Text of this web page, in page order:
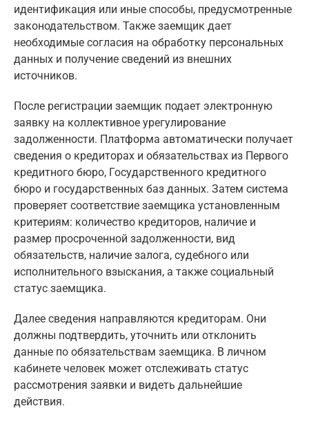
идентификация или иные способы, предусмотренные
законодательством. Также заемщик дает
необходимые согласия на обработку персональных
данных и получение сведений из внешних
источников.
После регистрации заемщик подает электронную
заявку на коллективное урегулирование
задолженности. Платформа автоматически получает
сведения о кредиторах и обязательствах из Первого
кредитного бюро, Государственного кредитного
бюро и государственных баз данных. Затем система
проверяет соответствие заемщика установленным
критериям: количество кредиторов, наличие и
размер просроченной задолженности, вид
обязательств, наличие залога, судебного или
исполнительного взыскания, а также социальный
статус заемщика.
Далее сведения направляются кредиторам. Они
должны подтвердить, уточнить или отклонить
данные по обязательствам заемщика. В личном
кабинете человек может отслеживать статус
рассмотрения заявки и видеть дальнейшие
действия.